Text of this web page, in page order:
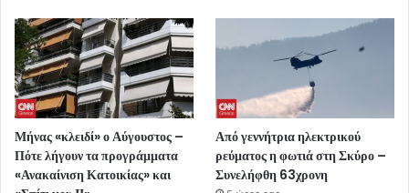
Μήνας «κλειδί» ο Αύγουστος –
Πότε λήγουν τα προγράμματα
«Ανακαίνιση Κατοικίας» και
Από γεννήτρια ηλεκτρικού
ρεύματος η φωτιά στη Σκύρο –
Συνελήφθη 63χρονη